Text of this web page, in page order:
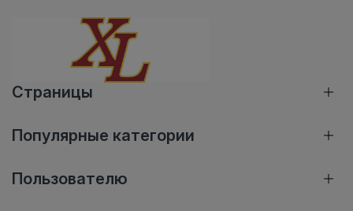
Страницы
Популярные категории
Пользователю